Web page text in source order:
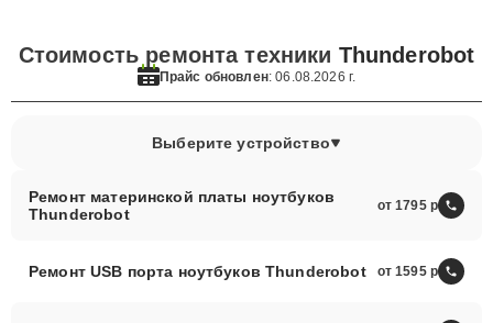
Стоимость ремонта техники Thunderobot
Прайс обновлен: 06.08.2026 г.
Выберите устройство
Ремонт материнской платы ноутбуков
Thunderobot
от 1795
Ремонт USB порта ноутбуков Thunderobot от 1595